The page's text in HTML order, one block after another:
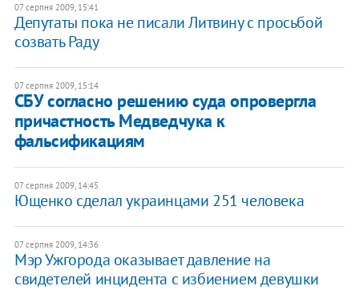
07 серпня 2009, 15:41
Депутаты пока не писали Литвину с просьбой
созвать Раду
07 серпня 2009, 15:14
СБУ согласно решению суда опровергла
причастность Медведчука к
фальсификациям
07 серпня 2009, 14:45
Ющенко сделал украинцами 251 человека
07 серпня 2009, 14:36
Мэр Ужгорода оказывает давление на
свидетелей инцидента с избиением девушки